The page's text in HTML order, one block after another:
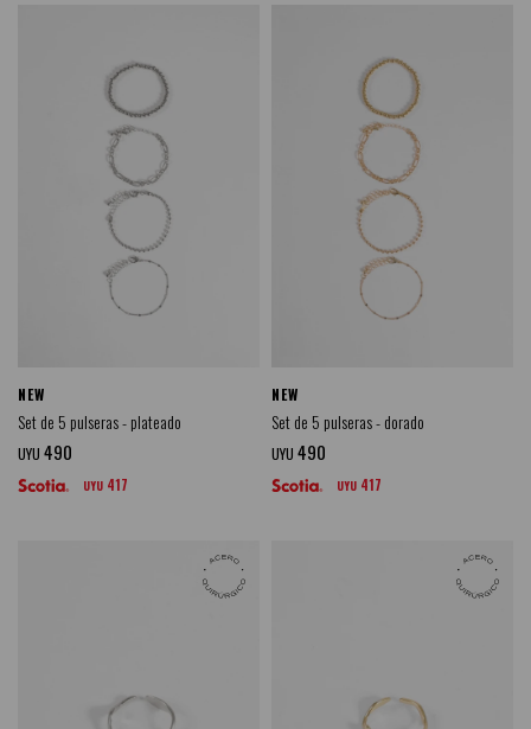
NEW
Set de 5 pulseras - plateado
UYU 490
UYU 417
NEW
Set de 5 pulseras - dorado
UYU 490
UYU 417